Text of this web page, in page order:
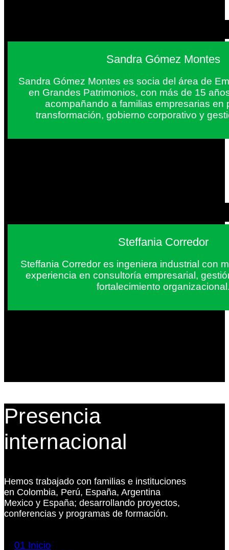
Sandra Gómez Montes
Sandra Gómez Montes es socia del área de
en Grandes Patrimonios, con más de 15
acompañando a familias empresarias en
transformación, gobierno corporativo y
Steffania Corredor
Steffania Corredor es ingeniera industrial con
experiencia en consultoría empresarial,
fortalecimiento
Presencia
internacional
Hemos trabajado con familias e instituciones
en Colombia, Perú, España, Argentina
Mexico y España; desarrollando proyectos,
conferencias y programas de formación.
01 Inicio